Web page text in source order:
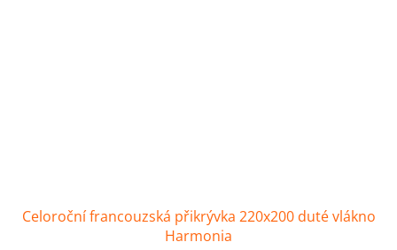
Celoroční francouzská přikrývka 220x200 duté vlákno
Harmonia